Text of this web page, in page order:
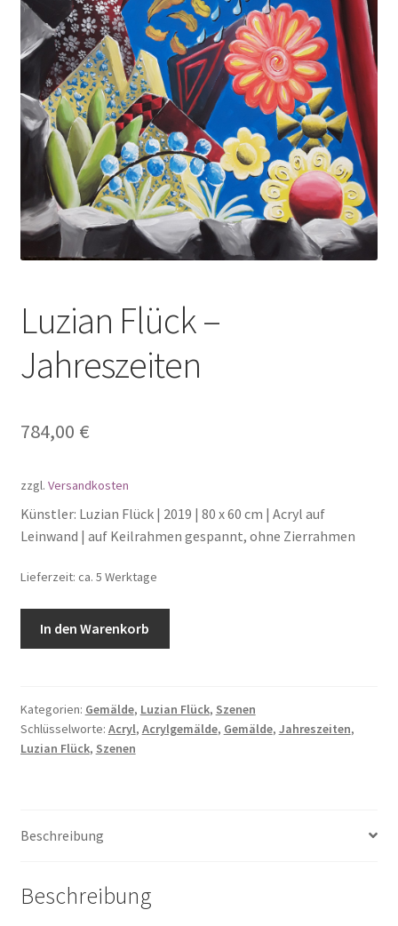
Luzian Flück –
Jahreszeiten
784,00 €
zzgl. Versandkosten
Künstler: Luzian Flück | 2019 | 80 x 60 cm | Acryl auf
Leinwand | auf Keilrahmen gespannt, ohne Zierrahmen
Lieferzeit: ca. 5 Werktage
In den Warenkorb
Kategorien: Gemälde, Luzian Flück, Szenen
Schlüsselworte: Acryl, Acrylgemälde, Gemälde, Jahreszeiten,
Luzian Flück, Szenen
Beschreibung
Beschreibung